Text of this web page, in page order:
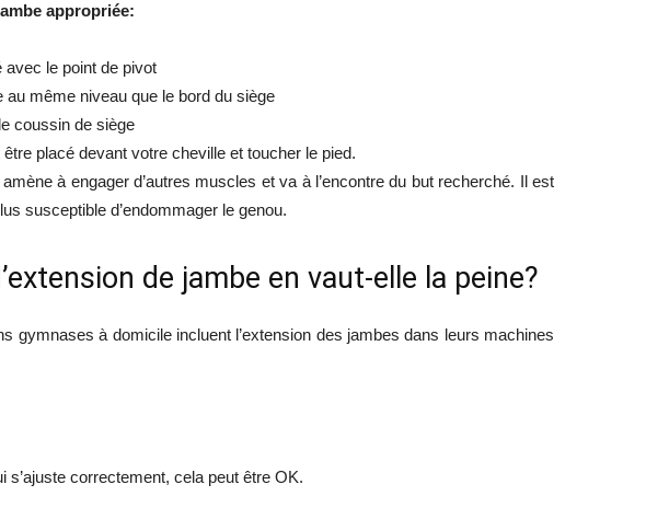
appropriée:
avec le point de pivot
au même niveau que le bord du siège
coussin de siège
placé devant votre cheville et toucher le pied.
à engager d’autres muscles et va à l’encontre du but recherché. Il est
susceptible d’endommager le genou.
de jambe en vaut-elle la peine?
gymnases à domicile incluent l’extension des jambes dans leurs machines
s’ajuste correctement, cela peut être OK.